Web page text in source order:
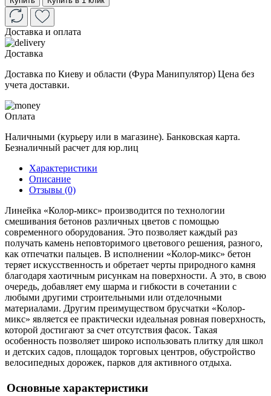
Доставка и оплата
Доставка
Доставка по Киеву и области (Фура Манипулятор) Цена без
учета доставки.
Оплата
Наличными (курьеру или в магазине). Банковская карта.
Безналичный расчет для юр.лиц
Характеристики
Описание
Отзывы (0)
Линейка «Колор-микс» производится по технологии
смешивания бетонов различных цветов с помощью
современного оборудования. Это позволяет каждый раз
получать камень неповторимого цветового решения, разного,
как отпечатки пальцев. В исполнении «Колор-микс» бетон
теряет искусственность и обретает черты природного камня
благодаря хаотичным рисункам на поверхности. А это, в свою
очередь, добавляет ему шарма и гибкости в сочетании с
любыми другими строительными или отделочными
материалами. Другим преимуществом брусчатки «Колор-
микс» является ее практически идеальная ровная поверхность,
которой достигают за счет отсутствия фасок. Такая
особенность позволяет широко использовать плитку для школ
и детских садов, площадок торговых центров, обустройство
велосипедных дорожек, парков для активного отдыха.
Основные характеристики